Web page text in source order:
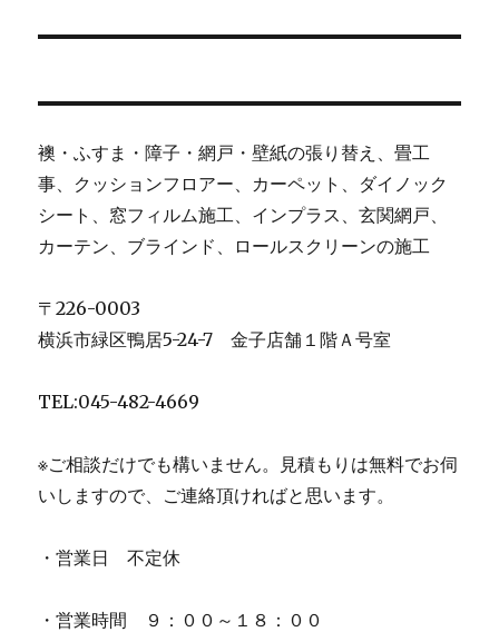
襖・ふすま・障子・網戸・壁紙の張り替え、畳工
事、クッションフロアー、カーペット、ダイノック
シート、窓フィルム施工、インプラス、玄関網戸、
カーテン、ブラインド、ロールスクリーンの施工
〒226-0003
横浜市緑区鴨居5-24-7 金子店舗１階Ａ号室
TEL:045-482-4669
※ご相談だけでも構いません。見積もりは無料でお伺
いしますので、ご連絡頂ければと思います。
・営業日 不定休
・営業時間 ９：００～１８：００